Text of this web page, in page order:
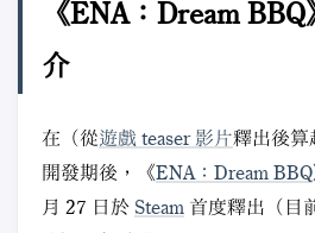
《ENA：Dream
介
在（從遊戲 teaser 影片釋出後算
開發期後，《ENA：Dream BBQ
月 27 日於 Steam 首度釋出（目